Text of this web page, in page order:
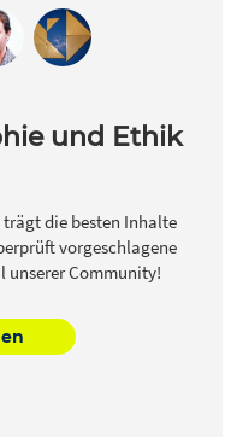
und Ethik
trägt die besten Inhalte
vorgeschlagene
unserer Community!